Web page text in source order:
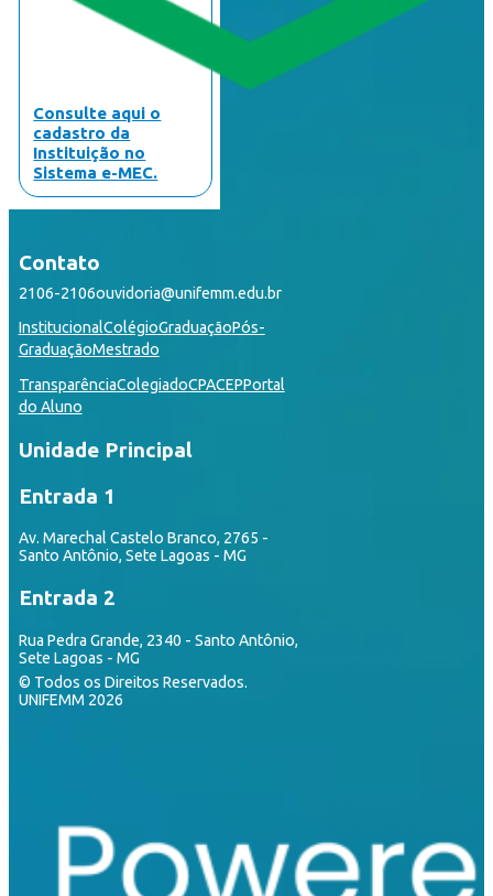
Consulte aqui o
cadastro da
Instituição no
Sistema e-MEC.
Contato
2106-2106ouvidoria@unifemm.edu.br
InstitucionalColégioGraduaçãoPós-
GraduaçãoMestrado
TransparênciaColegiadoCPACEPPortal
do Aluno
Unidade Principal
Entrada 1
Av. Marechal Castelo Branco, 2765 -
Santo Antônio, Sete Lagoas - MG
Entrada 2
Rua Pedra Grande, 2340 - Santo Antônio,
Sete Lagoas - MG
© Todos os Direitos Reservados.
UNIFEMM 2026